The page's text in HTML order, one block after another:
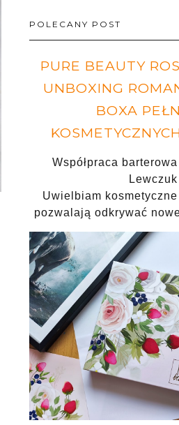
POLECANY POST
PURE BEAUTY
UNBOXING
BOXA
Współpraca
Lewczuk
Uwielbiam
pozwalają odkrywać